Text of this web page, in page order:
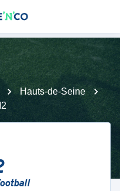
Hauts-de-Seine